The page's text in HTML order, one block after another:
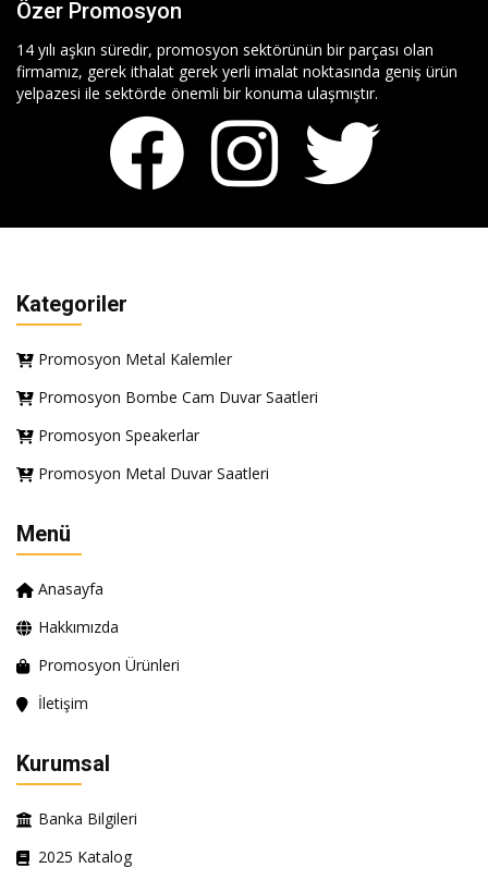
Özer Promosyon
14 yılı aşkın süredir, promosyon sektörünün bir parçası olan
firmamız, gerek ithalat gerek yerli imalat noktasında geniş ürün
yelpazesi ile sektörde önemli bir konuma ulaşmıştır.
Kategoriler
Promosyon Metal Kalemler
Promosyon Bombe Cam Duvar Saatleri
Promosyon Speakerlar
Promosyon Metal Duvar Saatleri
Menü
Anasayfa
Hakkımızda
Promosyon Ürünleri
İletişim
Kurumsal
Banka Bilgileri
2025 Katalog